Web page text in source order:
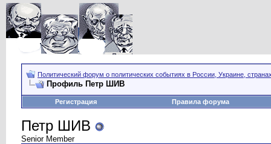
Политический форум о политических событиях в России, Украине,
Профиль Петр ШИВ
Регистрация Правила форума
Петр ШИВ
Senior Member